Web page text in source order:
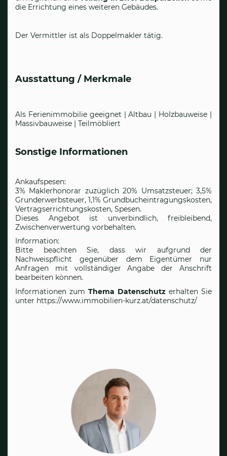
die Errichtung eines weiteren Gebäudes.
Der Vermittler ist als Doppelmakler tätig.
Ausstattung / Merkmale
Als Ferienimmobilie geeignet | Altbau | Holzbauweise |
Massivbauweise | Teilmöbliert
Sonstige Informationen
Ankaufspesen:
3% Maklerhonorar zuzüglich 20% Umsatzsteuer; 3,5%
Grunderwerbsteuer, 1,1% Grundbucheintragungskosten,
Vertragserrichtungskosten, Spesen.
Dieses Angebot ist unverbindlich, freibleibend,
Zwischenverwertung vorbehalten.
Information:
Bitte beachten Sie, dass wir aufgrund der
Nachweispflicht gegenüber dem Eigentümer nur
Anfragen mit vollständiger Angabe der Anschrift
bearbeiten können.
Informationen zum Thema Datenschutz erhalten Sie
unter https://www.immobilien-kurz.at/datenschutz/